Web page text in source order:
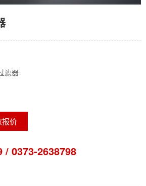
滤器
价
/ 0373-2638798